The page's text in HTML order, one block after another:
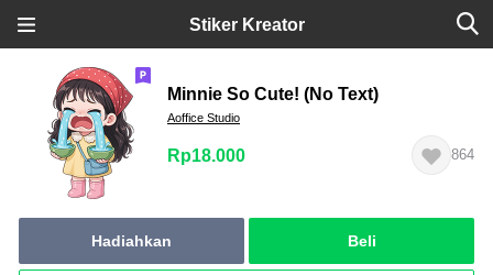
Stiker Kreator
Minnie So Cute! (No Text)
Aoffice Studio
Rp18.000 864
Hadiahkan Beli